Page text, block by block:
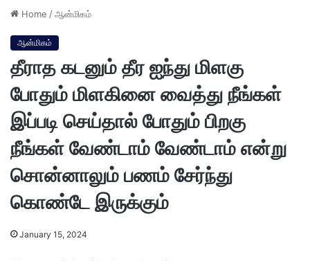
Home /ஆன்மிகம்
ஆன்மிகம்
தீராத கடனும் தீர ஐந்து மிளகு
போதும் மிளகினை வைத்து நீங்கள்
இப்படி செய்தால் போதும் பிறகு
நீங்கள் வேண்டாம் வேண்டாம் என்று
சொன்னாலும் பணம் சேர்ந்து
கொண்டே இருக்கும்
January 15, 2024